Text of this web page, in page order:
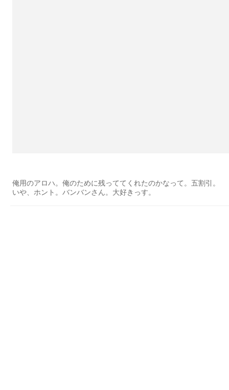
俺用のアロハ。俺のために残っててくれたのかなって。五割引。
いや、ホント。バンバンさん。大好きっす。